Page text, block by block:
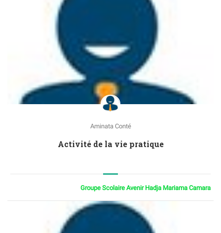
Aminata Conté
Activité de la vie pratique
Groupe Scolaire Avenir Hadja Mariama Camara